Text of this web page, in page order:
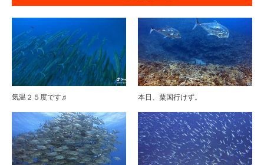
気温２５度です♬ 本日、粟国行けず。